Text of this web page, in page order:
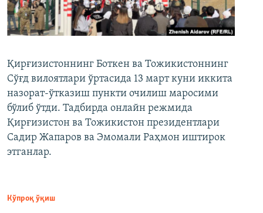
Қирғизистоннинг Боткен ва Тожикистоннинг
Сўғд вилоятлари ўртасида 13 март куни иккита
назорат-ўтказиш пункти очилиш маросими
бўлиб ўтди. Тадбирда онлайн режмида
Қирғизистон ва Тожикистон президентлари
Садир Жапаров ва Эмомали Раҳмон иштирок
этганлар.
Кўпроқ ўқиш